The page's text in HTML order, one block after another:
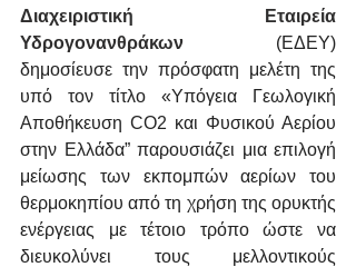
Διαχειριστική Εταιρεία
Υδρογονανθράκων (ΕΔΕΥ)
δημοσίευσε την πρόσφατη μελέτη της
υπό τον τίτλο «Υπόγεια Γεωλογική
Αποθήκευση CΟ2 και Φυσικού Αερίου
στην Ελλάδα” παρουσιάζει μια επιλογή
μείωσης των εκπομπών αερίων του
θερμοκηπίου από τη χρήση της ορυκτής
ενέργειας με τέτοιο τρόπο ώστε να
διευκολύνει τους μελλοντικούς